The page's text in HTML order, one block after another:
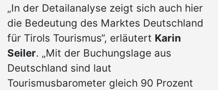
„In der Detailanalyse zeigt sich auch hier
die Bedeutung des Marktes Deutschland
für Tirols Tourismus“, erläutert Karin
Seiler. „Mit der Buchungslage aus
Deutschland sind laut
Tourismusbarometer gleich 90 Prozent